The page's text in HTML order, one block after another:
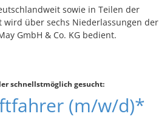
sowie in Teilen der
wird über sechs Niederlassungen der
GmbH & Co. KG bedient.
schnellstmöglich gesucht:
(m/w/d)*